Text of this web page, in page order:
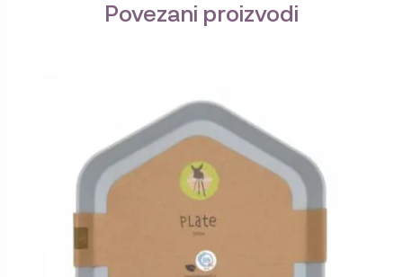
Povezani proizvodi